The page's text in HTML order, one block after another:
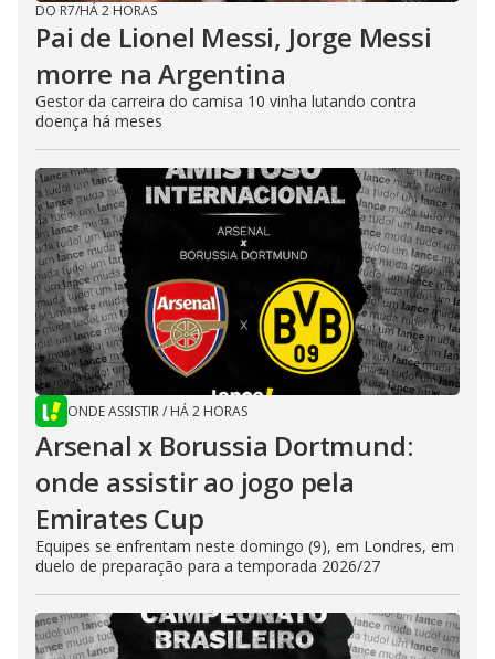
DO R7/HÁ 2 HORAS
Pai de Lionel Messi, Jorge Messi
morre na Argentina
Gestor da carreira do camisa 10 vinha lutando contra
doença há meses
ONDE ASSISTIR/ HÁ 2 HORAS
Arsenal x Borussia Dortmund:
onde assistir ao jogo pela
Emirates Cup
Equipes se enfrentam neste domingo (9), em Londres, em
duelo de preparação para a temporada 2026/27